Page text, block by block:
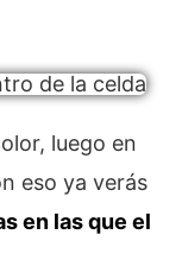
luego en
eso ya verás
en las que el